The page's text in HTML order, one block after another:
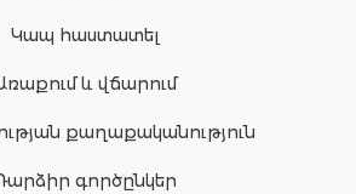
Կապ հաստատել
և վճարում
քաղաքականություն
գործընկեր